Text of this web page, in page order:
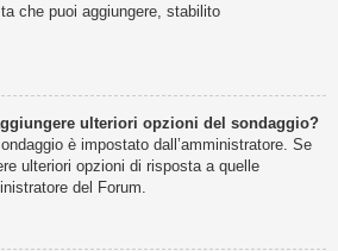
che puoi aggiungere, stabilito
ulteriori opzioni del sondaggio?
è impostato dall’amministratore. Se
ulteriori opzioni di risposta a quelle
del Forum.